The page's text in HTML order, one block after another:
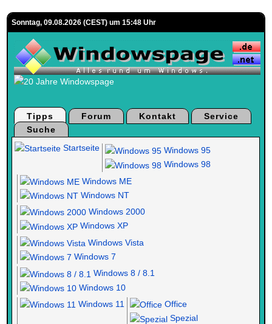
Sonntag, 09.08.2026 (CEST) um 15:48 Uhr
Tipps Forum Kontakt
Service
Suche
Startseite
Windows 95
Windows 98
Windows ME
Windows NT
Windows 2000
Windows XP
Windows Vista
Windows 7
Windows 8 / 8.1
Windows 10
Windows 11
Office
Spezial